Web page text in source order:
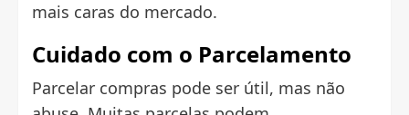
mais caras do mercado.
Cuidado com o Parcelamento
Parcelar compras pode ser útil, mas não